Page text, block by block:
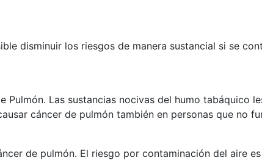
disminuir los riesgos de manera sustancial si se
Las sustancias nocivas del humo tabáquico
cáncer de pulmón también en personas que no
de pulmón. El riesgo por contaminación del aire